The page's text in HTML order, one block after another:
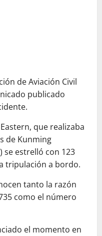
de Aviación Civil
publicado
que realizaba
de Kunming
se estrelló con 123
tripulación a bordo.
tanto la razón
como el número
el momento en